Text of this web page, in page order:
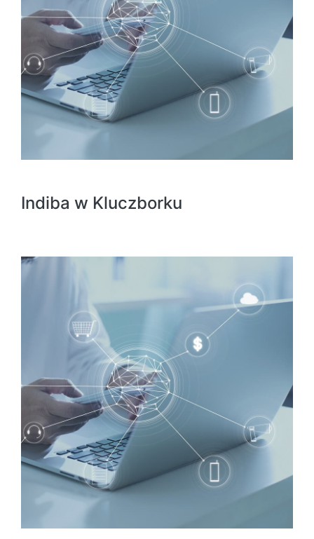
Indiba w Kluczborku